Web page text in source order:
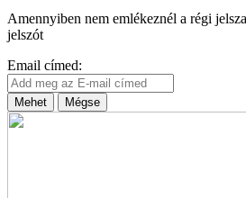
Amennyiben nem emlékeznél a régi
jelszót
Email címed:
Mehet Mégse